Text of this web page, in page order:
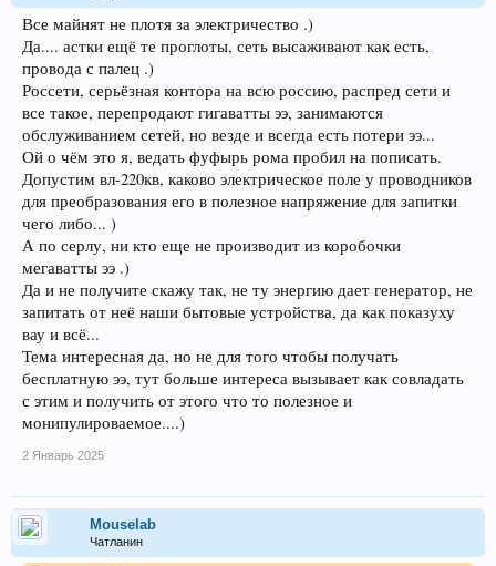
Все майнят не плотя за электричество .)
Да.... астки ещё те проглоты, сеть высаживают как есть,
провода с палец .)
Россети, серьёзная контора на всю россию, распред сети и
все такое, перепродают гигаватты ээ, занимаются
обслуживанием сетей, но везде и всегда есть потери ээ...
Ой о чём это я, ведать фуфырь рома пробил на пописать.
Допустим вл-220кв, каково электрическое поле у проводников
для преобразования его в полезное напряжение для запитки
чего либо... )
А по серлу, ни кто еще не производит из коробочки
мегаватты ээ .)
Да и не получите скажу так, не ту энергию дает генератор, не
запитать от неё наши бытовые устройства, да как показуху
вау и всё...
Тема интересная да, но не для того чтобы получать
бесплатную ээ, тут больше интереса вызывает как совладать
с этим и получить от этого что то полезное и
монипулироваемое....)
2 Январь 2025
Mouselab
Чатланин